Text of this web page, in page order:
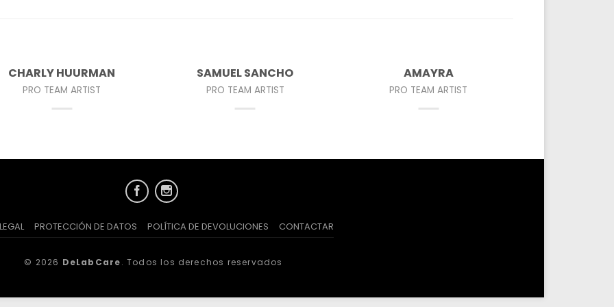
CHARLY HUURMAN
PRO TEAM ARTIST
SAMUEL SANCHO
PRO TEAM ARTIST
AMAYRA
PRO TEAM ARTIST
PROTECCIÓN DE DATOS POLÍTICA DE DEVOLUCIONES CONTACTAR
© 2026 DeLabCare. Todos los derechos reservados